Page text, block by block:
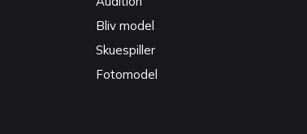
Bliv model
Skuespiller
Fotomodel